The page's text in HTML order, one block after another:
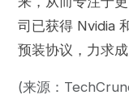
司已获得 Nvidia
预装协议，力求
(来源：